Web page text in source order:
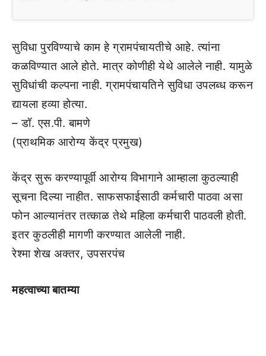
सुविधा पुरविण्याचे काम हे ग्रामपंचायतीचे आहे. त्यांना
कळविण्यात आले होते. मात्र कोणीही येथे आलेले नाही. यामुळे
सुविधांची कल्पना नाही. ग्रामपंचायतिने सुविधा उपलब्ध करून
द्यायला हव्या होत्या.
– डॉ. एस.पी. बामणे
(प्राथमिक आरोग्य केंद्र प्रमुख)
केंद्र सुरू करण्यापूर्वी आरोग्य विभागाने आम्हाला कुठल्याही
सूचना दिल्या नाहीत. साफसफाईसाठी कर्मचारी पाठवा असा
फोन आल्यानंतर तत्काळ तेथे महिला कर्मचारी पाठवली होती.
इतर कुठलीही मागणी करण्यात आलेली नाही.
रेश्मा शेख अक्तर, उपसरपंच
महत्वाच्या बातम्या